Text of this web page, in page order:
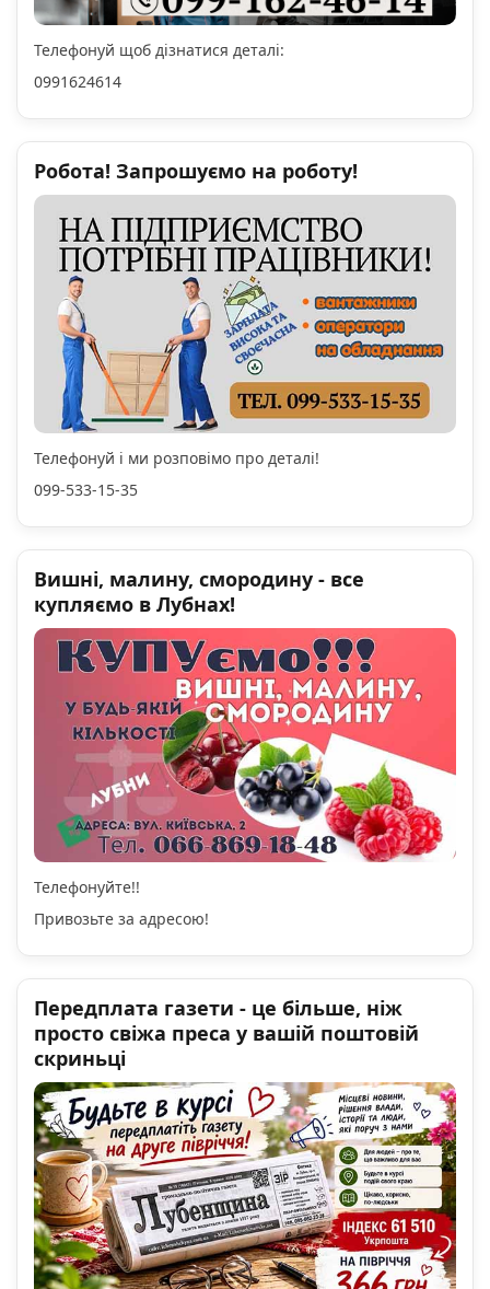
Телефонуй щоб дізнатися деталі:
0991624614
Робота! Запрошуємо на роботу!
Телефонуй і ми розповімо про деталі!
099-533-15-35
Вишні, малину, смородину - все
купляємо в Лубнах!
Телефонуйте!!
Привозьте за адресою!
Передплата газети - це більше, ніж
просто свіжа преса у вашій поштовій
скриньці